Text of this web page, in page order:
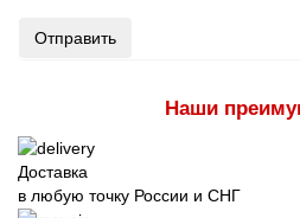
Отправить
Наши
Доставка
в любую точку России и СНГ